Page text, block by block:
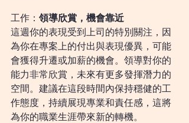
工作： 領導欣賞，機會靠近
這週你的表現受到上司的特別關注，因
為你在專案上的付出與表現優異，可能
會獲得升遷或加薪的機會。領導對你的
能力非常欣賞，未來有更多發揮潛力的
空間。建議在這段時間內保持穩健的工
作態度，持續展現專業和責任感，這將
為你的職業生涯帶來新的轉機。